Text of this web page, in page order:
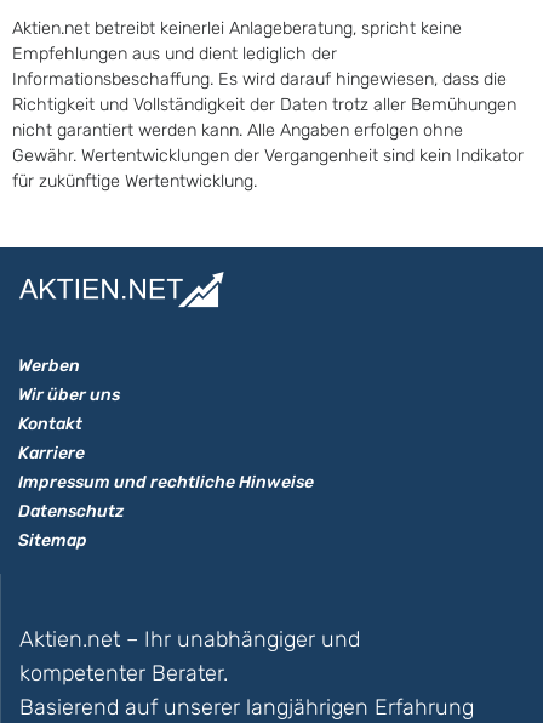
Aktien.net betreibt keinerlei Anlageberatung, spricht keine
Empfehlungen aus und dient lediglich der
Informationsbeschaffung. Es wird darauf hingewiesen, dass die
Richtigkeit und Vollständigkeit der Daten trotz aller Bemühungen
nicht garantiert werden kann. Alle Angaben erfolgen ohne
Gewähr. Wertentwicklungen der Vergangenheit sind kein Indikator
für zukünftige Wertentwicklung.
Werben
Wir über uns
Kontakt
Karriere
Impressum und rechtliche Hinweise
Datenschutz
Sitemap
Aktien.net – Ihr unabhängiger und
kompetenter Berater.
Basierend auf unserer langjährigen Erfahrung